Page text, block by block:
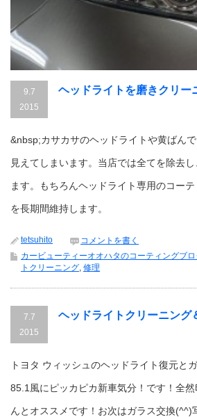
9.7
2015
ヘッドライトを磨きクリー
&nbsp;カサカサのヘッドライトや黄ばん
見えてしまいます。当店では全てを除去
ます。もちろんヘッドライト専用のコー
を長期間維持します。
tetsuhito
コメントを書く
カービューティーオオハタのコーティングブ
トクリーニング, 修理
7.7
2015
ヘッドライトクリーニング
トヨタ ウィッシュのヘッドライト復元と
85.1風にピッカピカ新車気分！です！全
んとオススメです！お次はガラス交換(^^)